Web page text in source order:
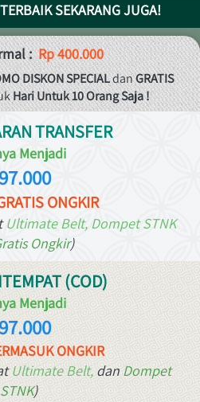
SEKARANG JUGA!
: Rp 400.000
DISKON SPECIAL dan GRATIS
Hari Untuk 10 Orang Saja !
TRANSFER
Menjadi
ONGKIR
Ultimate Belt, Dompet STNK
Ongkir)
(COD)
Menjadi
ONGKIR
Ultimate Belt, dan Dompet
STNK)